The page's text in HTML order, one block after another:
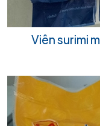
Viên surimi